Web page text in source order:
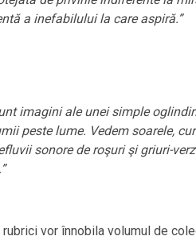
a inefabilului la care aspiră.”
imagini ale unei simple
peste lume. Vedem soarele,
sonore de roşuri şi griuri-
vor înnobila volumul de